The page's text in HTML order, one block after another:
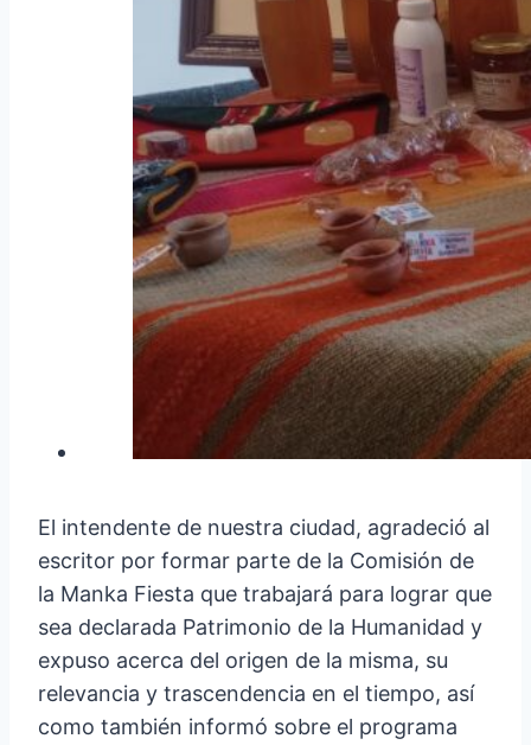
El intendente de nuestra ciudad, agradeció al
escritor por formar parte de la Comisión de
la Manka Fiesta que trabajará para lograr que
sea declarada Patrimonio de la Humanidad y
expuso acerca del origen de la misma, su
relevancia y trascendencia en el tiempo, así
como también informó sobre el programa